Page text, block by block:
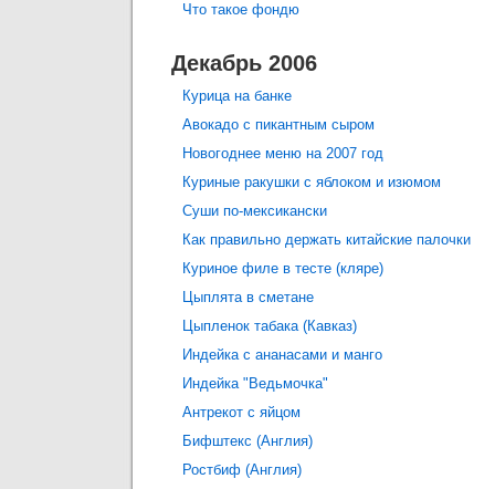
Что такое фондю
Декабрь 2006
Курица на банке
Авокадо с пикантным сыром
Новогоднее меню на 2007 год
Куриные ракушки с яблоком и изюмом
Суши по-мексикански
Как правильно держать китайские палочки
Куриное филе в тесте (кляре)
Цыплята в сметане
Цыпленок табака (Кавказ)
Индейка с ананасами и манго
Индейка "Ведьмочка"
Антрекот с яйцом
Бифштекс (Англия)
Ростбиф (Англия)